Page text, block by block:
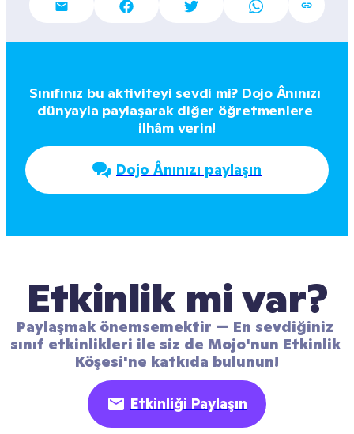
Sınıfınız bu aktiviteyi sevdi mi? Dojo Ânınızı
dünyayla paylaşarak diğer öğretmenlere
ilhâm verin!
Dojo Ânınızı paylaşın
Etkinlik mi var?
Paylaşmak önemsemektir — En sevdiğiniz
sınıf etkinlikleri ile siz de Mojo'nun Etkinlik
Köşesi'ne katkıda bulunun!
Etkinliği Paylaşın